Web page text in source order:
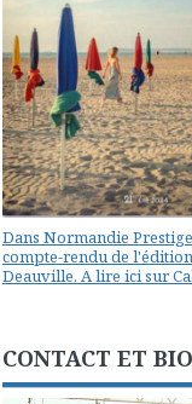
Dans Normandie
compte-rendu de
Deauville. A lire ici sur
CONTACT ET